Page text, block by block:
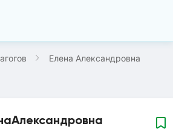
Елена Александровна
Александровна